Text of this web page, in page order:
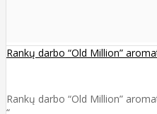
Rankų darbo “Old Million”
Rankų darbo “Old Million”